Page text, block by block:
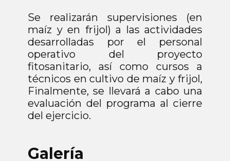
Se realizarán supervisiones (en
maíz y en frijol) a las actividades
desarrolladas por el personal
operativo del proyecto
fitosanitario, así como cursos a
técnicos en cultivo de maíz y frijol,
Finalmente, se llevará a cabo una
evaluación del programa al cierre
del ejercicio.
Galería